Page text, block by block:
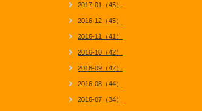
2017-01（45）
2016-12（45）
2016-11（41）
2016-10（42）
2016-09（42）
2016-08（44）
2016-07（34）